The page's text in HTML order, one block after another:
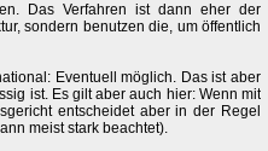
Das Verfahren ist dann eher der
sondern benutzen die, um öffentlich
Eventuell möglich. Das ist aber
ist. Es gilt aber auch hier: Wenn mit
entscheidet aber in der Regel
meist stark beachtet).